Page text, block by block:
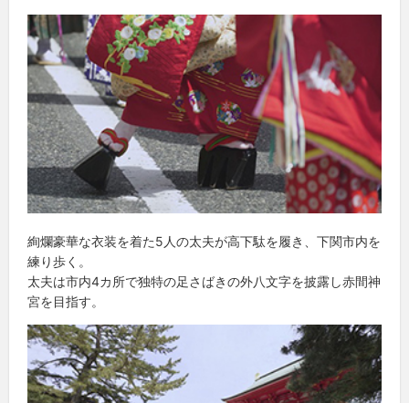
絢爛豪華な衣装を着た5人の太夫が高下駄を履き、下関市内を
練り歩く。
太夫は市内4カ所で独特の足さばきの外八文字を披露し赤間神
宮を目指す。